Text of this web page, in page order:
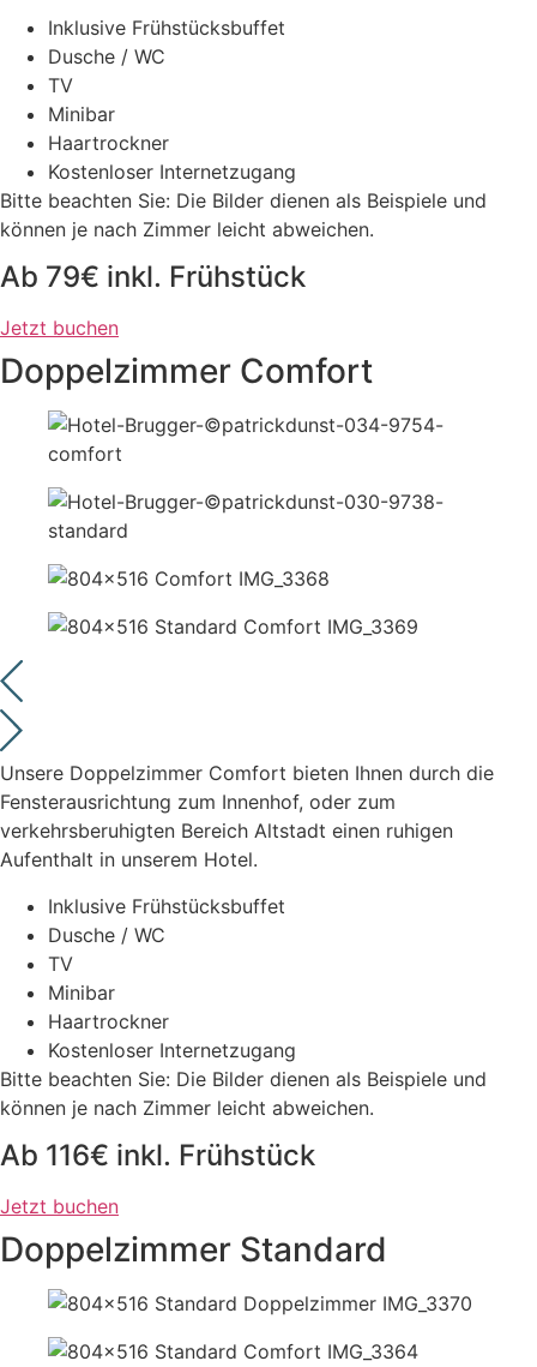
Inklusive Frühstücksbuffet
Dusche / WC
TV
Minibar
Haartrockner
Kostenloser Internetzugang
Bitte beachten Sie: Die Bilder dienen als Beispiele und
können je nach Zimmer leicht abweichen.
Ab 79€ inkl. Frühstück
Jetzt buchen
Doppelzimmer Comfort
Unsere Doppelzimmer Comfort bieten Ihnen durch die
Fensterausrichtung zum Innenhof, oder zum
verkehrsberuhigten Bereich Altstadt einen ruhigen
Aufenthalt in unserem Hotel.
Inklusive Frühstücksbuffet
Dusche / WC
TV
Minibar
Haartrockner
Kostenloser Internetzugang
Bitte beachten Sie: Die Bilder dienen als Beispiele und
können je nach Zimmer leicht abweichen.
Ab 116€ inkl. Frühstück
Jetzt buchen
Doppelzimmer Standard